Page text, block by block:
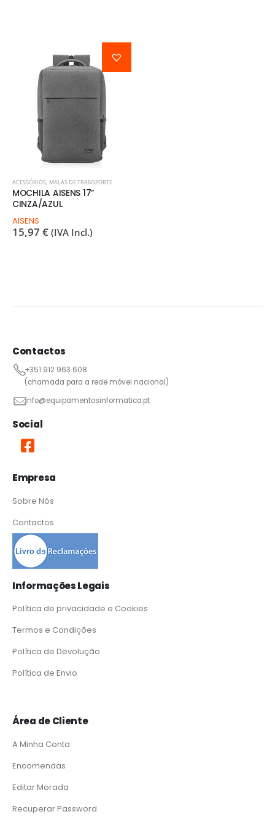
ACESSÓRIOS MALAS DE TRANSPORTE
MOCHILA AISENS 17”
CINZA/AZUL
AISENS
15,97 € (IVA Incl.)
Contactos
+351 912 963 608
(chamada para a rede móvel nacional)
info@equipamentosinformatica.pt
Social
Empresa
Sobre Nós
Contactos
Informações Legais
Política de privacidade e Cookies
Termos e Condições
Política de Devolução
Política de Envio
Área de Cliente
A Minha Conta
Encomendas
Editar Morada
Recuperar Password